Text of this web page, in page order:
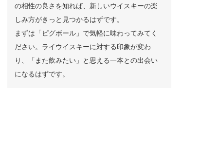
の相性の良さを知れば、新しいウイスキーの楽
しみ方がきっと見つかるはずです。
まずは「ピグボール」で気軽に味わってみてく
ださい。ライウイスキーに対する印象が変わ
り、「また飲みたい」と思える一本との出会い
になるはずです。